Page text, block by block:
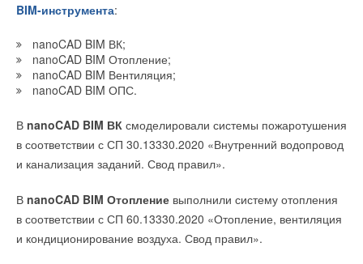
BIM-инструмента:
nanoCAD BIM ВК;
nanoCAD BIM Отопление;
nanoCAD BIM Вентиляция;
nanoCAD BIM ОПС.
В nanoCAD BIM ВК смоделировали системы пожаротушения
в соответствии с СП 30.13330.2020 «Внутренний водопровод
и канализация заданий. Свод правил».
В nanoCAD BIM Отопление выполнили систему отопления
в соответствии с СП 60.13330.2020 «Отопление, вентиляция
и кондиционирование воздуха. Свод правил».